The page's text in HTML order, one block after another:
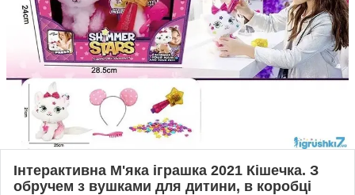
Інтерактивна М'яка іграшка 2021 Кішечка. З
обручем з вушками для дитини, в коробці